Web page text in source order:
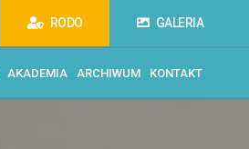
RODO GALERIA
AKADEMIA ARCHIWUM KONTAKT